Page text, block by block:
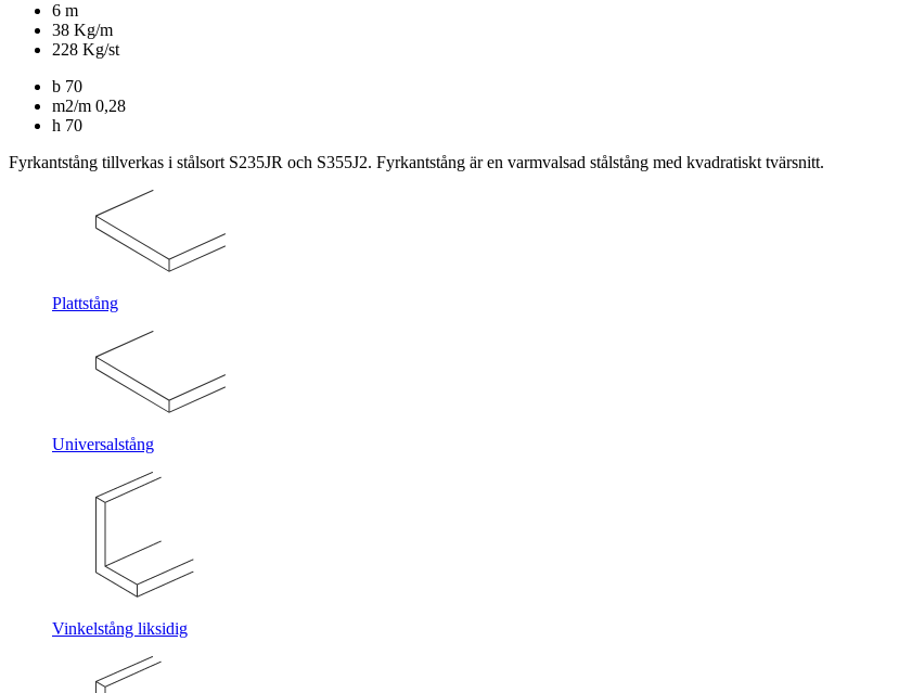
6 m
38 Kg/m
228 Kg/st
b 70
m2/m 0,28
h 70
Fyrkantstång tillverkas i stålsort S235JR och S355J2. Fyrkantstång är en varmvalsad stålstång med kvadratiskt tvärsnitt.
Plattstång
Universalstång
Vinkelstång liksidig